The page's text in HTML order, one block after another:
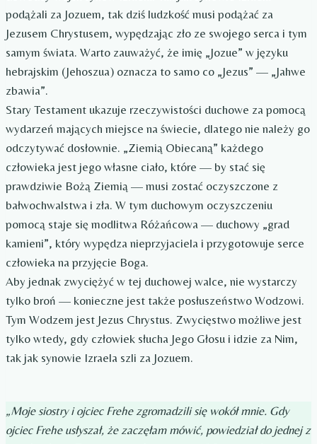
podążali za Jozuem, tak dziś ludzkość musi podążać za
Jezusem Chrystusem, wypędzając zło ze swojego serca i tym
samym świata. Warto zauważyć, że imię „Jozue” w języku
hebrajskim (Jehoszua) oznacza to samo co „Jezus” — „Jahwe
zbawia”.
Stary Testament ukazuje rzeczywistości duchowe za pomocą
wydarzeń mających miejsce na świecie, dlatego nie należy go
odczytywać dosłownie. „Ziemią Obiecaną” każdego
człowieka jest jego własne ciało, które — by stać się
prawdziwie Bożą Ziemią — musi zostać oczyszczone z
bałwochwalstwa i zła. W tym duchowym oczyszczeniu
pomocą staje się modlitwa Różańcowa — duchowy „grad
kamieni”, który wypędza nieprzyjaciela i przygotowuje serce
człowieka na przyjęcie Boga.
Aby jednak zwyciężyć w tej duchowej walce, nie wystarczy
tylko broń — konieczne jest także posłuszeństwo Wodzowi.
Tym Wodzem jest Jezus Chrystus. Zwycięstwo możliwe jest
tylko wtedy, gdy człowiek słucha Jego Głosu i idzie za Nim,
tak jak synowie Izraela szli za Jozuem.
„Moje siostry i ojciec Frehe zgromadzili się wokół mnie. Gdy
ojciec Frehe usłyszał, że zaczęłam mówić, powiedział do jednej z